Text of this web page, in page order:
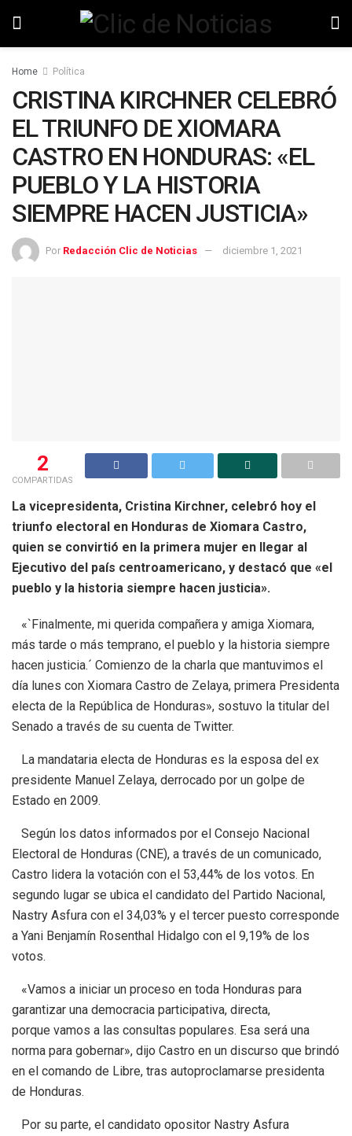
Home Política
CRISTINA KIRCHNER CELEBRÓ
EL TRIUNFO DE XIOMARA
CASTRO EN HONDURAS: «EL
PUEBLO Y LA HISTORIA
SIEMPRE HACEN JUSTICIA»
Por Redacción Clic de Noticias diciembre 1, 2021
2
COMPARTIDAS
La vicepresidenta, Cristina Kirchner, celebró hoy el
triunfo electoral en Honduras de Xiomara Castro,
quien se convirtió en la primera mujer en llegar al
Ejecutivo del país centroamericano, y destacó que «el
pueblo y la historia siempre hacen justicia».
«`Finalmente, mi querida compañera y amiga Xiomara,
más tarde o más temprano, el pueblo y la historia siempre
hacen justicia.´ Comienzo de la charla que mantuvimos el
día lunes con Xiomara Castro de Zelaya, primera Presidenta
electa de la República de Honduras», sostuvo la titular del
Senado a través de su cuenta de Twitter.
La mandataria electa de Honduras es la esposa del ex
presidente Manuel Zelaya, derrocado por un golpe de
Estado en 2009.
Según los datos informados por el Consejo Nacional
Electoral de Honduras (CNE), a través de un comunicado,
Castro lidera la votación con el 53,44% de los votos. En
segundo lugar se ubica el candidato del Partido Nacional,
Nastry Asfura con el 34,03% y el tercer puesto corresponde
a Yani Benjamín Rosenthal Hidalgo con el 9,19% de los
votos.
«Vamos a iniciar un proceso en toda Honduras para
garantizar una democracia participativa, directa,
porque vamos a las consultas populares. Esa será una
norma para gobernar», dijo Castro en un discurso que brindó
en el comando de Libre, tras autoproclamarse presidenta
de Honduras.
Por su parte, el candidato opositor Nastry Asfura